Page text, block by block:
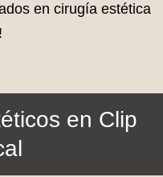
en cirugía estética
en Clip